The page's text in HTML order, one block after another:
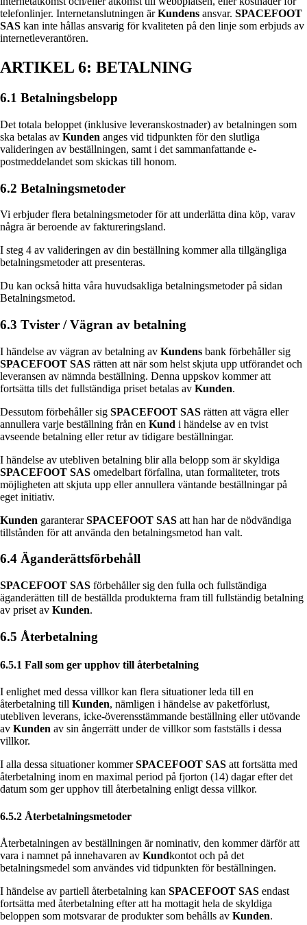
telefonlinjer. Internetanslutningen ärKundens ansvar. SPACEFOOT
SAS kan inte hållas ansvarig för kvaliteten på den linje som erbjuds av
internetleverantören.
ARTIKEL 6: BETALNING
6.1 Betalningsbelopp
Det totala beloppet (inklusive leveranskostnader) av betalningen som
ska betalas av Kunden anges vid tidpunkten för den slutliga
valideringen av beställningen, samt i det sammanfattande e-
postmeddelandet som skickas till honom.
6.2 Betalningsmetoder
Vi erbjuder flera betalningsmetoder för att underlätta dina köp, varav
några är beroende av faktureringsland.
I steg 4 av valideringen av din beställning kommer alla tillgängliga
betalningsmetoder att presenteras.
Du kan också hitta våra huvudsakliga betalningsmetoder på sidan
Betalningsmetod.
6.3 Tvister / Vägran av betalning
I händelse av vägran av betalning av Kundens bank förbehåller sig
SPACEFOOT SAS rätten att när som helst skjuta upp utförandet och
leveransen av nämnda beställning. Denna uppskov kommer att
fortsätta tills det fullständiga priset betalas av Kunden.
Dessutom förbehåller sig SPACEFOOT SAS rätten att vägra eller
annullera varje beställning från en Kund i händelse av en tvist
avseende betalning eller retur av tidigare beställningar.
I händelse av utebliven betalning blir alla belopp som är skyldiga
SPACEFOOT SAS omedelbart förfallna, utan formaliteter, trots
möjligheten att skjuta upp eller annullera väntande beställningar på
eget initiativ.
Kunden garanterarSPACEFOOT SAS att han har de nödvändiga
tillstånden för att använda den betalningsmetod han valt.
6.4 Äganderättsförbehåll
SPACEFOOT SAS förbehåller sig den fulla och fullständiga
äganderätten till de beställda produkterna fram till fullständig betalning
av priset av Kunden.
6.5 Återbetalning
6.5.1 Fall som ger upphov till återbetalning
I enlighet med dessa villkor kan flera situationer leda till en
återbetalning till Kunden, nämligen i händelse av paketförlust,
utebliven leverans, icke-överensstämmande beställning eller utövande
av Kunden av sin ångerrätt under de villkor som fastställs i dessa
villkor.
I alla dessa situationer kommerSPACEFOOT SAS att fortsätta med
återbetalning inom en maximal period på fjorton (14) dagar efter det
datum som ger upphov till återbetalning enligt dessa villkor.
6.5.2 Återbetalningsmetoder
Återbetalningen av beställningen är nominativ, den kommer därför att
vara i namnet på innehavaren av Kundkontot och på det
betalningsmedel som användes vid tidpunkten för beställningen.
I händelse av partiell återbetalning kan SPACEFOOT SAS endast
fortsätta med återbetalning efter att ha mottagit hela de skyldiga
beloppen som motsvarar de produkter som behålls av Kunden.